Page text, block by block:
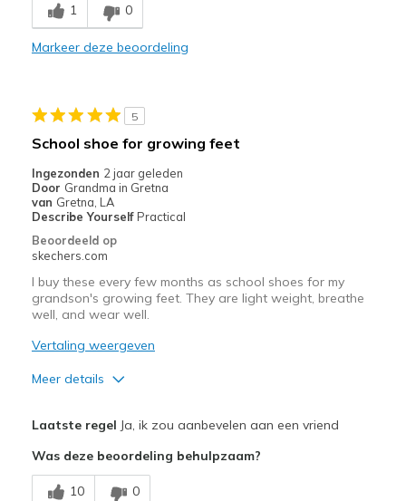
Comfortable
Beste toepassingen
Travel
Width
Sizing
View On Shoes
I'm Really Into Shoes
1 0
Markeer deze beoordeling
5
School shoe for growing feet
Ingezonden 2 jaar geleden
Door Grandma in Gretna
van Gretna, LA
Describe Yourself Practical
Beoordeeld op
skechers.com
I buy these every few months as school shoes for my
grandson's growing feet. They are light weight, breathe
well, and wear well.
Vertaling weergeven
Meer details
Breathe Well
Laatste regel Ja, ik zou aanbevelen aan een vriend
Was deze beoordeling behulpzaam?
10 0